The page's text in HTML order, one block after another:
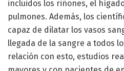
incluidos los riñones, el
pulmones. Además, los
capaz de dilatar los vasos
llegada de la sangre a todos
relación con esto, estudios